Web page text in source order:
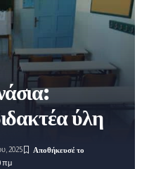
ύλη
πμ
2025